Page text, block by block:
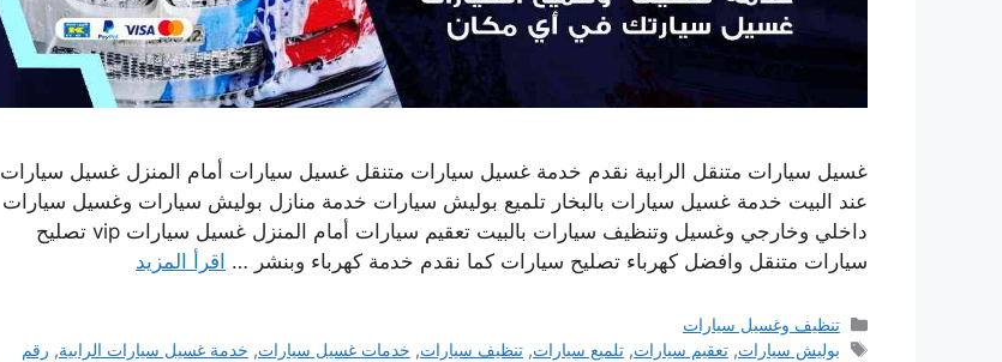
غسيل سيارات متنقل الرابية نقدم خدمة غسيل سيارات متنقل غسيل سيارات أمام المنزل غسيل سيارات
عند البيت خدمة غسيل سيارات بالبخار تلميع بوليش سيارات خدمة منازل بوليش سيارات وغسيل سيارات
داخلي وخارجي وغسيل وتنظيف سيارات بالبيت تعقيم سيارات أمام المنزل غسيل سيارات vip تصليح
سيارات متنقل وافضل كهرباء تصليح سيارات كما نقدم خدمة كهرباء وبنشر … اقرأ المزيد
التصنيفات
تنظيف وغسيل سيارات
الوسوم
بوليش سيارات,تعقيم سيارات,تلميع سيارات,تنظيف سيارات, خدمات غسيل سيارات, خدمة غسيل سيارات الرابية, رقم